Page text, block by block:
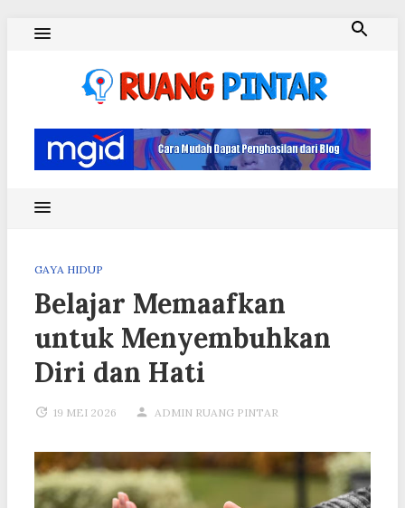
GAYA HIDUP
Belajar Memaafkan
untuk Menyembuhkan
Diri dan Hati
19 MEI 2026 ADMIN RUANG PINTAR